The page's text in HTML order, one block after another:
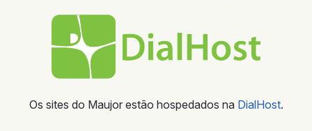
Os sites do Maujor estão hospedados na DialHost.